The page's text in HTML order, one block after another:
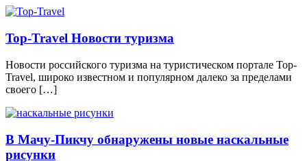
Top-Travel Новости туризма
Новости российского туризма на туристическом портале Top-
Travel, широко известном и популярном далеко за пределами
своего […]
В Мачу-Пикчу обнаружены новые наскальные
рисунки